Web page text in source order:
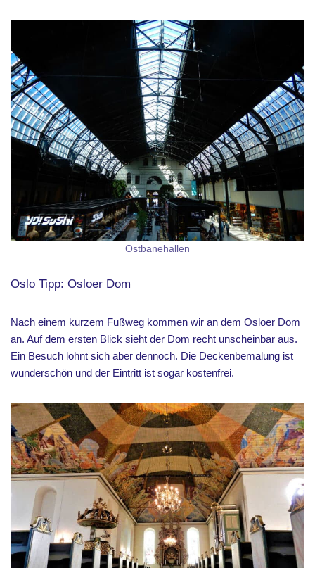
Ostbanehallen
Oslo Tipp: Osloer Dom
Nach einem kurzem Fußweg kommen wir an dem Osloer Dom
an. Auf dem ersten Blick sieht der Dom recht unscheinbar aus.
Ein Besuch lohnt sich aber dennoch. Die Deckenbemalung ist
wunderschön und der Eintritt ist sogar kostenfrei.